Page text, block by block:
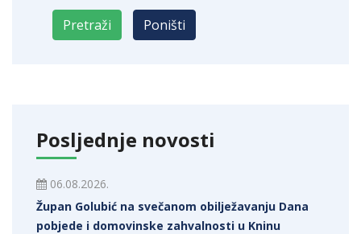
Posljednje novosti
06.08.2026.
Župan Golubić na svečanom obilježavanju Dana
pobjede i domovinske zahvalnosti u Kninu